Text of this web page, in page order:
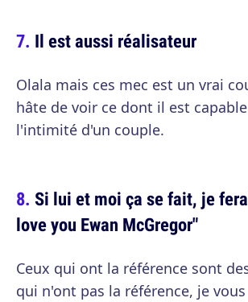
Il est aussi réalisateur
Olala mais ces mec est un vrai
hâte de voir ce dont il est
l'intimité d'un couple.
Si lui et moi ça se fait, je
love you Ewan McGregor"
Ceux qui ont la référence sont
qui n'ont pas la référence, je